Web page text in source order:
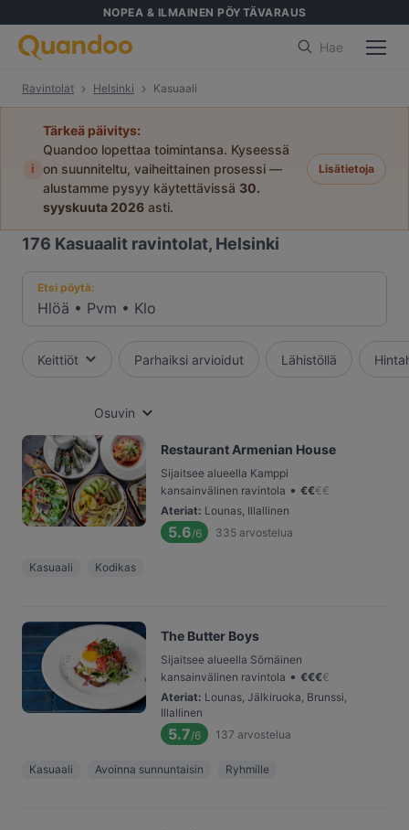
NOPEA & ILMAINEN PÖYTÄVARAUS
Hae
Ravintolat Helsinki Kasuaali
i
Tärkeä päivitys:
Quandoo lopettaa toimintansa. Kyseessä
on suunniteltu, vaiheittainen prosessi —
alustamme pysyy käytettävissä 30.
syyskuuta 2026 asti.
Lisätietoja
176 Kasuaalit ravintolat, Helsinki
Etsi pöytä:
Hlöä • Pvm • Klo
Keittiöt Parhaiksi arvioidut Lähistöllä
Osuvin
Restaurant Armenian House
Sijaitsee alueella Kamppi
kansainvälinen ravintola • €€€€
Ateriat: Lounas, Illallinen
5.6/6 335 arvostelua
Kasuaali Kodikas
The Butter Boys
Sijaitsee alueella Sörnäinen
kansainvälinen ravintola • €€€€
Ateriat: Lounas, Jälkiruoka, Brunssi,
Illallinen
5.7/6 137 arvostelua
Kasuaali Avoinna sunnuntaisin Ryhmille